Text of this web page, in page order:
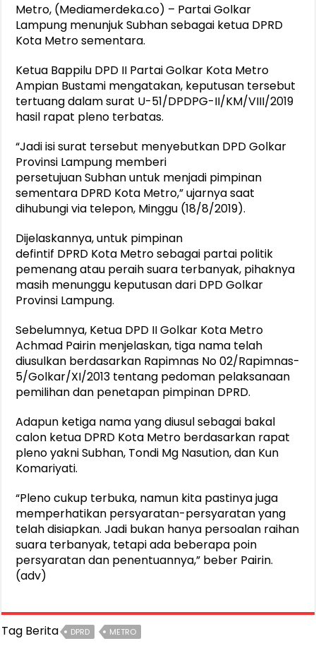
Gubernur Mirza Ajak IAI Darul Fattah Cetak SDM Adaptif
Purnama Wulan Sari Mirza Buka SiSeSa Roadshow Lampung
Metro, (Mediamerdeka.co) – Partai Golkar
Lampung menunjuk Subhan sebagai ketua DPRD
Kota Metro sementara.
Ketua Bappilu DPD II Partai Golkar Kota Metro
Ampian Bustami mengatakan, keputusan tersebut
tertuang dalam surat U-51/DPDPG-II/KM/VIII/2019
hasil rapat pleno terbatas.
“Jadi isi surat tersebut menyebutkan DPD Golkar
Provinsi Lampung memberi
persetujuan Subhan untuk menjadi pimpinan
sementara DPRD Kota Metro,” ujarnya saat
dihubungi via telepon, Minggu (18/8/2019).
Dijelaskannya, untuk pimpinan
defintif DPRD Kota Metro sebagai partai politik
pemenang atau peraih suara terbanyak, pihaknya
masih menunggu keputusan dari DPD Golkar
Provinsi Lampung.
Sebelumnya, Ketua DPD II Golkar Kota Metro
Achmad Pairin menjelaskan, tiga nama telah
diusulkan berdasarkan Rapimnas No 02/Rapimnas-
5/Golkar/XI/2013 tentang pedoman pelaksanaan
pemilihan dan penetapan pimpinan DPRD.
Adapun ketiga nama yang diusul sebagai bakal
calon ketua DPRD Kota Metro berdasarkan rapat
pleno yakni Subhan, Tondi Mg Nasution, dan Kun
Komariyati.
“Pleno cukup terbuka, namun kita pastinya juga
memperhatikan persyaratan-persyaratan yang
telah disiapkan. Jadi bukan hanya persoalan raihan
suara terbanyak, tetapi ada beberapa poin
persyaratan dan penentuannya,” beber Pairin.
(adv)
Tag Berita DPRD METRO